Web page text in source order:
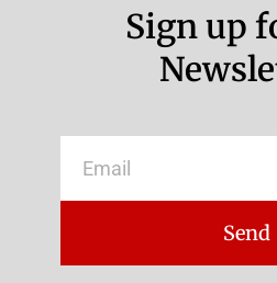
Sign up
Send